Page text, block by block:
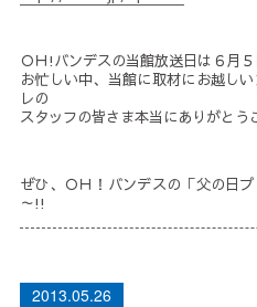
ＯＨ!バンデスの当館放送日は６月５
お忙しい中、当館に取材にお越し
レの
スタッフの皆さま本当にありがとう
ぜひ、ＯＨ！バンデスの「父の日
～!!
2013.05.26